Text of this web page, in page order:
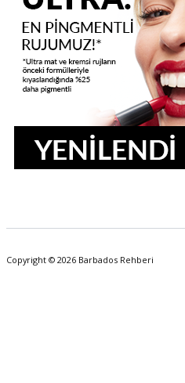
Copyright © 2026 Barbados Rehberi